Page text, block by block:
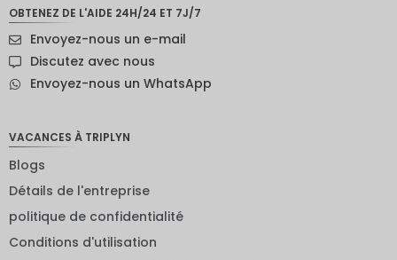
Dollar
zélandai
EUR
indienne
OBTENEZ DE L'AIDE 24H/24 ET 7J/7
Envoyez-nous un e-mail
Discutez avec nous
Envoyez-nous un WhatsApp
VACANCES À TRIPLYN
Blogs
Détails de l'entreprise
politique de confidentialité
Conditions d'utilisation